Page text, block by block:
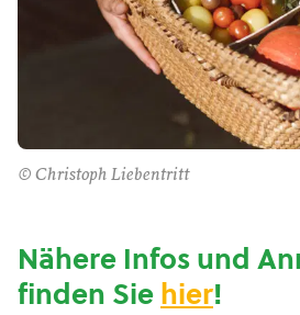
© Christoph Liebentritt
Nähere Infos und
finden Siehier!